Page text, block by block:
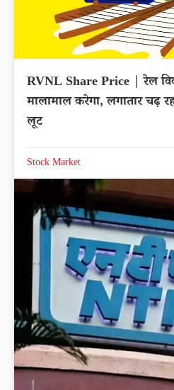
RVNL Share Price | रेल
मालामाल करेगा, लगातार चढ़
Stock Market